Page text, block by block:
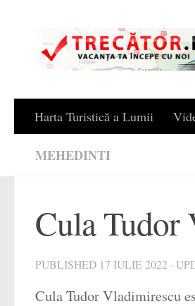
Harta Turistică a Lumii
MEHEDINTI
Cula Tudor
PUBLISHED 17 IULIE 2022 ·
Cula Tudor Vladimirescu